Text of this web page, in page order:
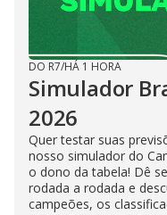
DO R7/HÁ 1 HORA
Simulador
2026
Quer testar suas
nosso simulador do
o dono da tabela! Dê
rodada a rodada e
campeões, os